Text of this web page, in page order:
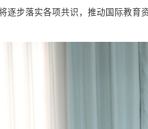
逐步落实各项共识，推动国际教育